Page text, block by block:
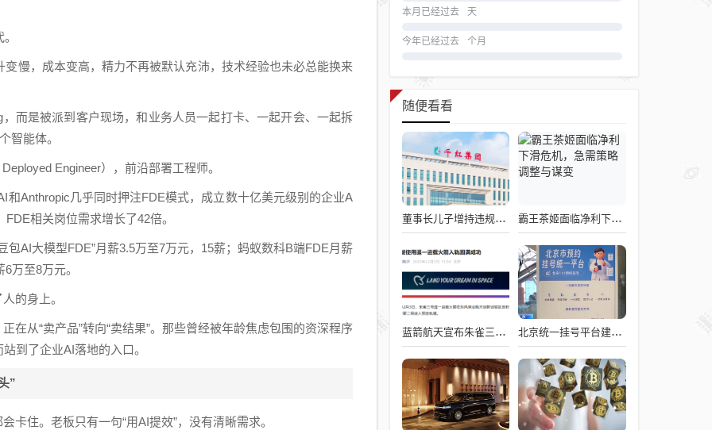
慢，成本变高，精力不再被默认充沛，技术经验也未必总能换来
而是被派到客户现场，和业务人员一起打卡、一起开会、一起拆
智能体。
Engineer），前沿部署工程师。
Anthropic几乎同时押注FDE模式，成立数十亿美元级别的企业A
相关岗位需求增长了42倍。
AI大模型FDE”月薪3.5万至7万元，15薪；蚂蚁数科B端FDE月薪
万至8万元。
的身上。
在从“卖产品”转向“卖结果”。那些曾经被年龄焦虑包围的资深程序
到了企业AI落地的入口。
”
卡住。老板只有一句“用AI提效”，没有清晰需求。
本月已经过去 天
今年已经过去 个月
随便看看
董事长儿子增持违规被罚！千红制药市值128亿，半年净赚2.58亿却踩雷信托5年 霸王茶姬面临净利下滑危机，急需策略调整与谋变
蓝箭航天宣布朱雀三号成功入轨，技术突破五大项，深入排查回收失败原因 北京统一挂号平台建成！覆盖近300家二三甲医院号源